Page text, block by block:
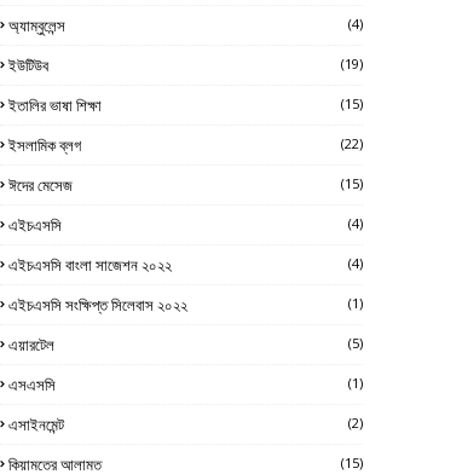
অ্যাম্বুলেন্স (4)
ইউটিউব (19)
ইতালির ভাষা শিক্ষা (15)
ইসলামিক ব্লগ (22)
ঈদের মেসেজ (15)
এইচএসসি (4)
এইচএসসি বাংলা সাজেশন ২০২২ (4)
এইচএসসি সংক্ষিপ্ত সিলেবাস ২০২২ (1)
এয়ারটেল (5)
এসএসসি (1)
এসাইনমেন্ট (2)
কিয়ামতের আলামত (15)